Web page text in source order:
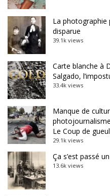
La
disparue
39.1k views
Carte blanche à
Salgado,
33.4k views
Manque de
photojournalisme
Le Coup de
29.1k views
Ça s’est passé
13.6k views